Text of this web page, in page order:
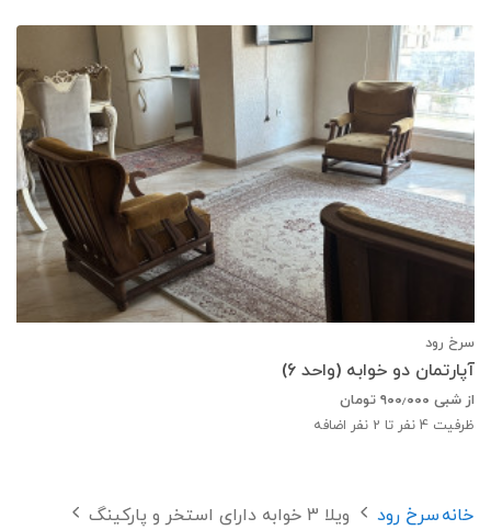
سرخ رود
آپارتمان دو خوابه (واحد 6)
از شبی ۹۰۰٫۰۰۰ تومان
ظرفیت 4 نفر تا 2 نفر اضافه
خانهسرخ رود ویلا 3 خوابه دارای استخر و پارکینگ